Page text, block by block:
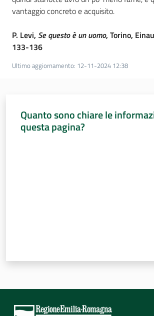
vantaggio concreto e acquisito.
P. Levi, Se questo è un uomo, Torino,
133-136
Ultimo aggiornamento: 12-11-2024 12:38
Quanto sono chiare le
questa pagina?